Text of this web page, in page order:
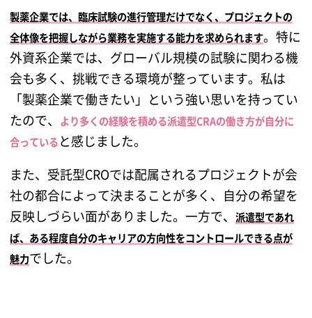
製薬企業では、臨床試験の進行管理だけでなく、プロジェクトの
全体像を把握しながら業務を実施する能力を求められます。特に
外資系企業では、グローバル規模の試験に関わる機
会も多く、挑戦できる環境が整っています。私は
「製薬企業で働きたい」という強い思いを持ってい
たので、
より多くの経験を積める派遣型CRAの働き方が自分に
合っていると感じました。
また、受託型CROでは配属されるプロジェクトが会
社の都合によって決まることが多く、自分の希望を
反映しづらい面がありました。一方で、派遣型であれ
ば、ある程度自分のキャリアの方向性をコントロールできる点が
魅力でした。